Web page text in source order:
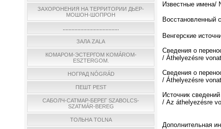
ЗАХОРОНЕНИЯ НА ТЕРРИТОРИИ ДЬЕР-
МОШОН-ШОПРОН
ЗАЛА ZALA
КОМАРОМ-ЭСТЕРГОМ KOMÁROM-
ESZTERGOM.
НОГРАД NÓGRÁD
ПЕШТ PEST
САБОЛЧ-САТМАР-БЕРЕГ SZABOLCS-
SZATMÁR-BEREG
ТОЛЬНА TOLNA
Известные имена/
Восстановленный
Венгерские
Сведения о
/ Áthelyezésre
Сведения о
/ Áthelyezésre
Источник
/ Az áthelyezésre
Дополнительная